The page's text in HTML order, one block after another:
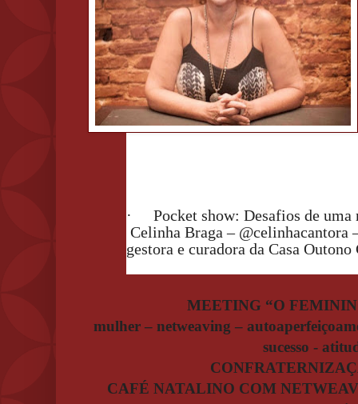
·
Pocket show: Desafios de uma
Celinha Braga – @celinhacantora
gestora e curadora da Casa
MEETING “O
mulher – netweaving –
sucesso -
CAFÉ NATALINO COM